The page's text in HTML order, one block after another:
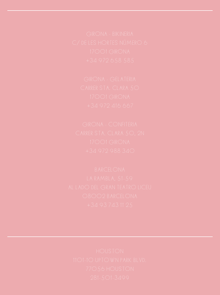
GIRONA - BIKINERIA
C/ DE LES HORTES NÚMERO 6
17001 GIRONA
+34 972 658 585
GIRONA - GELATERIA
CARRER STA. CLARA 50
17001 GIRONA
+34 972 416 667
GIRONA - CONFITERIA
CARRER STA. CLARA 50, 2N
17001 GIRONA
+34 972 988 340
BARCELONA
LA RAMBLA, 51-59
AL LADO DEL GRAN TEATRO LICEU
08002 BARCELONA
+34 93 743 11 25
1101-10 UPTOWN PARK BLVD.
77056 HOUSTON
281-501-3499